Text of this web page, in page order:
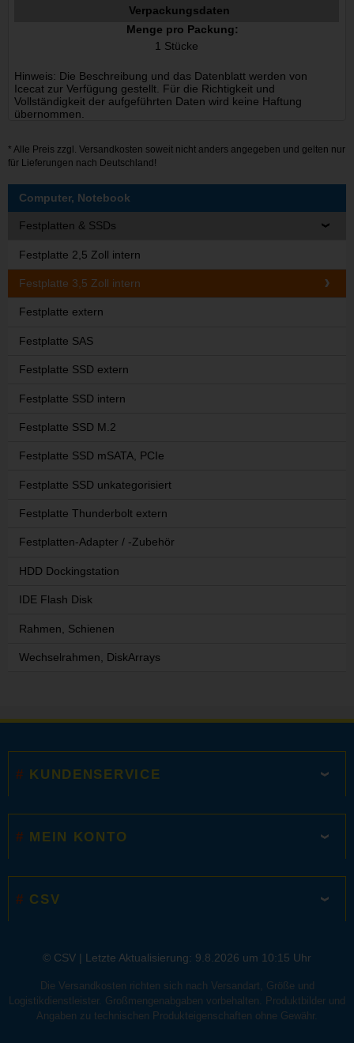
Verpackungsdaten
Menge pro Packung:
1 Stücke
Hinweis: Die Beschreibung und das Datenblatt werden von
Icecat zur Verfügung gestellt. Für die Richtigkeit und
Vollständigkeit der aufgeführten Daten wird keine Haftung
übernommen.
* Alle Preis zzgl. Versandkosten soweit nicht anders angegeben und gelten nur
für Lieferungen nach Deutschland!
Computer, Notebook
Festplatten & SSDs
Festplatte 2,5 Zoll intern
Festplatte 3,5 Zoll intern
Festplatte extern
Festplatte SAS
Festplatte SSD extern
Festplatte SSD intern
Festplatte SSD M.2
Festplatte SSD mSATA, PCIe
Festplatte SSD unkategorisiert
Festplatte Thunderbolt extern
Festplatten-Adapter / -Zubehör
HDD Dockingstation
IDE Flash Disk
Rahmen, Schienen
Wechselrahmen, DiskArrays
KUNDENSERVICE
MEIN KONTO
CSV
© CSV | Letzte Aktualisierung: 9.8.2026 um 10:15 Uhr
Die Versandkosten richten sich nach Versandart, Größe und
Logistikdienstleister. Großmengenabgaben vorbehalten. Produktbilder und
Angaben zu technischen Produkteigenschaften ohne Gewähr.